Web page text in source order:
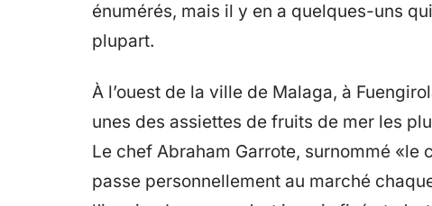
énumérés, mais il y en a quelques-uns
plupart.
À l’ouest de la ville de Malaga, à
unes des assiettes de fruits de mer les
Le chef Abraham Garrote, surnommé «le
passe personnellement au marché